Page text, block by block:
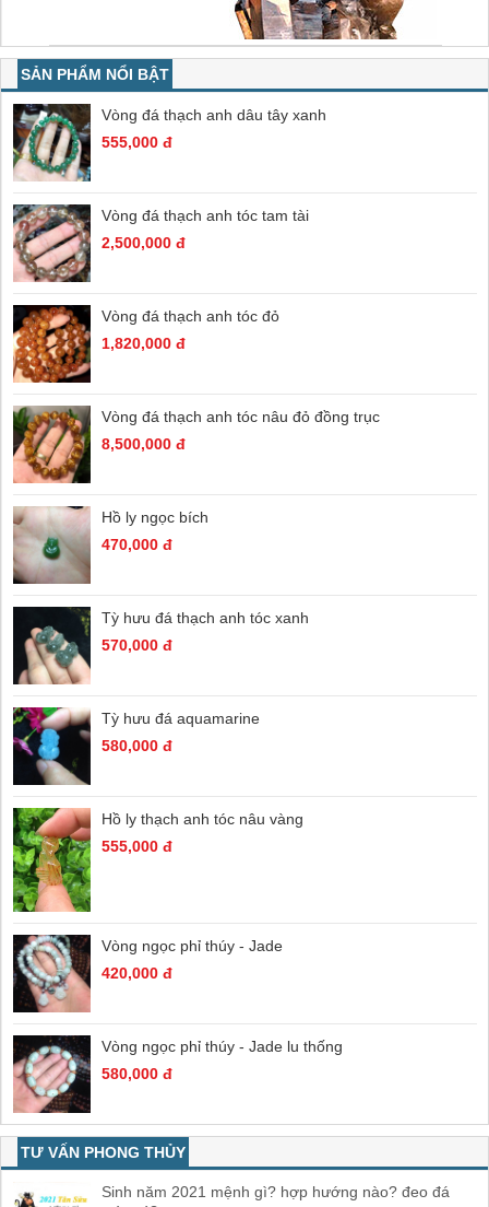
SẢN PHẨM NỔI BẬT
Vòng đá thạch anh dâu tây xanh
555,000 đ
Vòng đá thạch anh tóc tam tài
2,500,000 đ
Vòng đá thạch anh tóc đỏ
1,820,000 đ
Vòng đá thạch anh tóc nâu đỏ đồng trục
8,500,000 đ
Hồ ly ngọc bích
470,000 đ
Tỳ hưu đá thạch anh tóc xanh
570,000 đ
Tỳ hưu đá aquamarine
580,000 đ
Hồ ly thạch anh tóc nâu vàng
555,000 đ
Vòng ngọc phỉ thúy - Jade
420,000 đ
Vòng ngọc phỉ thúy - Jade lu thống
580,000 đ
TƯ VẤN PHONG THỦY
Sinh năm 2021 mệnh gì? hợp hướng nào? đeo đá